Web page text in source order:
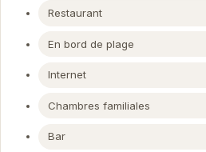
Restaurant
En bord de plage
Internet
Chambres familiales
Bar